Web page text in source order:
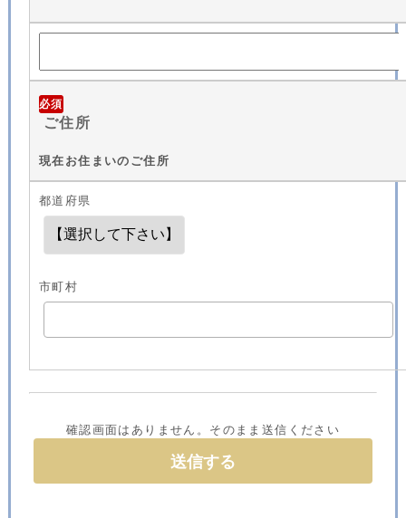
必須
ご住所
現在お住まいのご住所
都道府県
市町村
確認画面はありません。そのまま送信ください